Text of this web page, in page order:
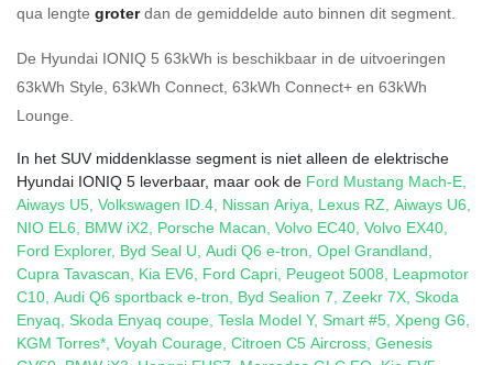
qua lengte groterdan de gemiddelde auto binnen dit segment.
De Hyundai IONIQ 5 63kWh is beschikbaar in de uitvoeringen
63kWh Style, 63kWh Connect, 63kWh Connect+ en 63kWh
Lounge.
In het SUV middenklasse segment is niet alleen de elektrische
Hyundai IONIQ 5 leverbaar, maar ook de Ford Mustang Mach-E,
Aiways U5, Volkswagen ID.4, Nissan Ariya, Lexus RZ, Aiways U6,
NIO EL6, BMW iX2, Porsche Macan, Volvo EC40, Volvo EX40,
Ford Explorer, Byd Seal U, Audi Q6 e-tron, Opel Grandland,
Cupra Tavascan, Kia EV6, Ford Capri, Peugeot 5008, Leapmotor
C10, Audi Q6 sportback e-tron, Byd Sealion 7, Zeekr 7X, Skoda
Enyaq, Skoda Enyaq coupe, Tesla Model Y, Smart #5, Xpeng G6,
KGM Torres*, Voyah Courage, Citroen C5 Aircross, Genesis